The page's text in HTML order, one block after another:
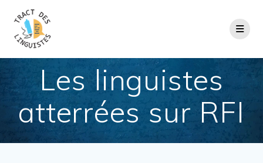
Les linguistes
atterrées sur RFI